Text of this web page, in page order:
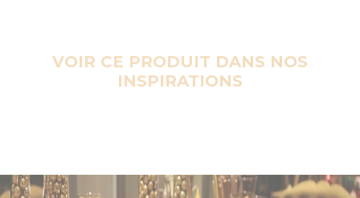
VOIR CE PRODUIT DANS NOS
INSPIRATIONS